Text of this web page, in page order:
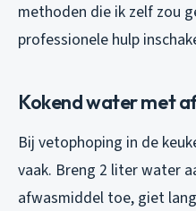
methoden die ik zelf zou
professionele hulp
Kokend water met
Bij vetophoping in de
vaak. Breng 2 liter water
afwasmiddel toe, giet